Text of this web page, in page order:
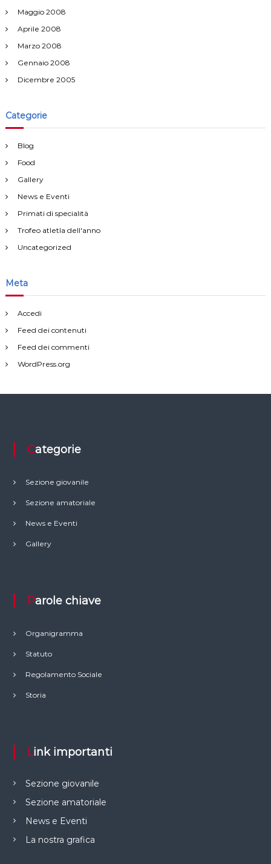
Maggio 2008
Aprile 2008
Marzo 2008
Gennaio 2008
Dicembre 2005
Categorie
Blog
Food
Gallery
News e Eventi
Primati di specialità
Trofeo atletla dell'anno
Uncategorized
Meta
Accedi
Feed dei contenuti
Feed dei commenti
WordPress.org
Categorie
Sezione giovanile
Sezione amatoriale
News e Eventi
Gallery
Parole chiave
Organigramma
Statuto
Regolamento Sociale
Storia
Link importanti
Sezione giovanile
Sezione amatoriale
News e Eventi
La nostra grafica